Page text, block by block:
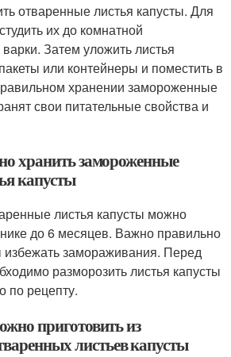
отваренные листья капусты. Для
их до комнатной
Затем уложить листья
или контейнеры и поместить в
хранении замороженные
свои питательные свойства и
хранить замороженные
капусты
листья капусты можно
до 6 месяцев. Важно правильно
избежать замораживания. Перед
разморозить листья капусты
по рецепту.
приготовить из
листьев капусты